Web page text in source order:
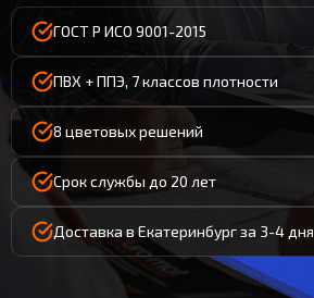
ГОСТ Р ИСО 9001-2015
ПВХ + ППЭ, 7 классов плотности
8 цветовых решений
Срок службы до 20 лет
Доставка в Екатеринбург за 3-4 дня